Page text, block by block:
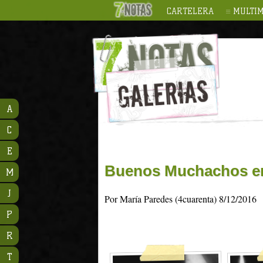
CARTELERA
Buenos Muchachos
Por María Paredes (4cuarenta) 8/12/2016
A
C
E
M
J
P
R
T